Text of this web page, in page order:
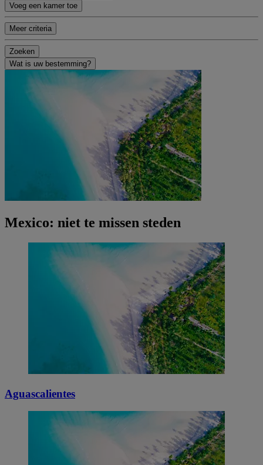
Voeg een kamer toe
Meer criteria
Zoeken
Wat is uw bestemming?
Mexico: niet te missen steden
Aguascalientes